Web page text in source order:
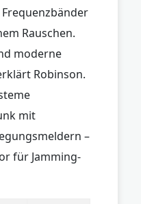
Rauschen.
moderne
Robinson.
mit
–
für Jamming-